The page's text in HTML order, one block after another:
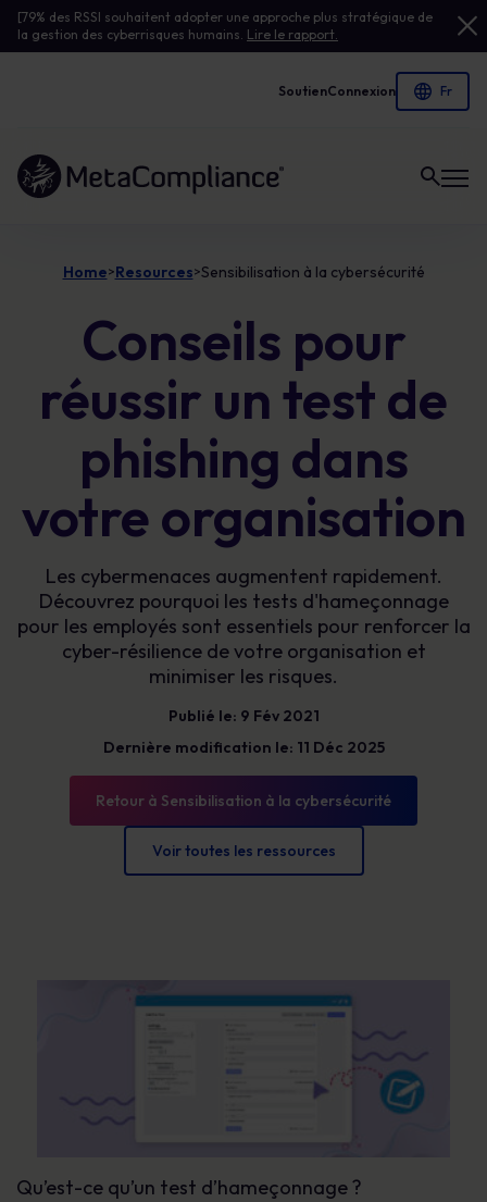
[79% des RSSI souhaitent adopter une approche plus stratégique de
la gestion des cyberrisques humains. Lire le rapport.
SoutienConnexion
Lien vers la page d'accueil
Home>Resources>Sensibilisation à la cybersécurité
Conseils pour
réussir un test de
phishing dans
votre organisation
Les cybermenaces augmentent rapidement.
Découvrez pourquoi les tests d'hameçonnage
pour les employés sont essentiels pour renforcer la
cyber-résilience de votre organisation et
minimiser les risques.
Publié le: 9 Fév 2021
Dernière modification le: 11 Déc 2025
Retour à Sensibilisation à la cybersécurité
Voir toutes les ressources
Qu’est-ce qu’un test d’hameçonnage ?